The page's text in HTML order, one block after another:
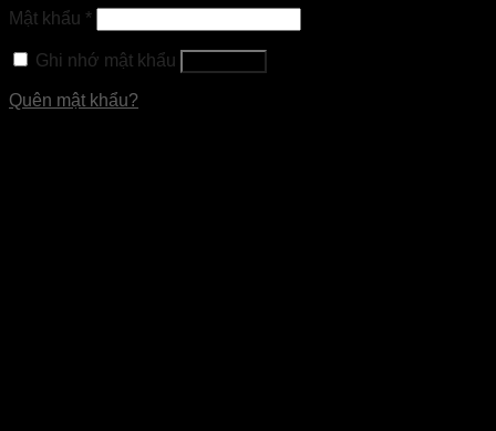
Mật khẩu *
Ghi nhớ mật khẩu
Quên mật khẩu?